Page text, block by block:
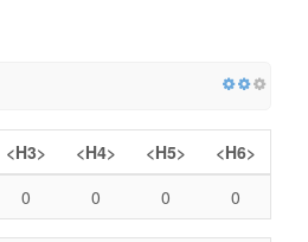
<H3> <H4> <H5>
<H6>
0 0 0 0